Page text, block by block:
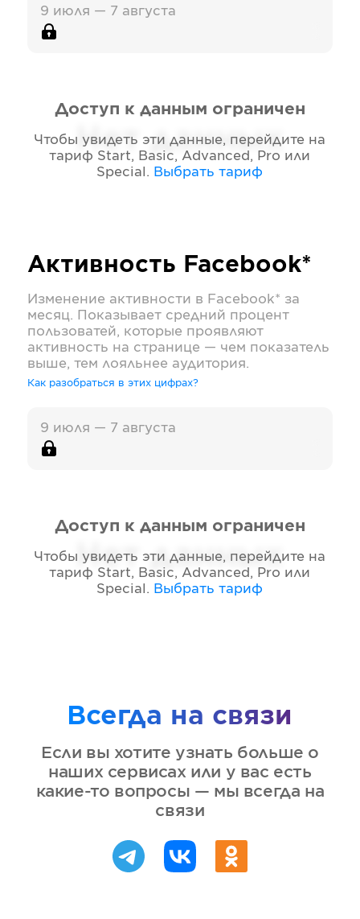
9 июля — 7 августа
Нет данных
Доступ к данным ограничен
Чтобы увидеть эти данные, перейдите на
тариф Start, Basic, Advanced, Pro или
Special . Выбрать тариф
Активность Facebook*
Изменение активности в Facebook* за
месяц. Показывает средний процент
пользоватей, которые проявляют
активность на странице — чем показатель
выше, тем лояльнее аудитория.
Как разобраться в этих цифрах?
9 июля — 7 августа
Нет данных
Доступ к данным ограничен
Чтобы увидеть эти данные, перейдите на
тариф Start, Basic, Advanced, Pro или
Special . Выбрать тариф
Всегда на связи
Если вы хотите узнать больше о
наших сервисах или у вас есть
какие-то вопросы — мы всегда на
связи